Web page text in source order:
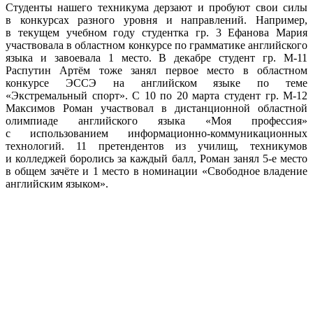
Студенты нашего техникума дерзают и пробуют свои силы
в конкурсахразного уровня и направлений. Например,
в текущемучебном году студентка гр. 3 Ефанова Мария
участвовалав областном конкурсе по грамматике английского
языка и завоевала 1 место. В декабре студентгр. М-11
Распутин Артём тоже занял первое место в областном
конкурсе ЭССЭ на английскомязыке по теме
«Экстремальный спорт».С 10по 20 марта студент гр. М-12
Максимов Роман участвовал в дистанционной областной
олимпиаде английского языка «Моя профессия»
с использованием информационно-коммуникационных
технологий. 11 претендентов из училищ, техникумов
и колледжей боролисьза каждый балл, Роман занял 5-е место
в общем зачёте и 1 место в номинации «Свободное владение
английским языком».